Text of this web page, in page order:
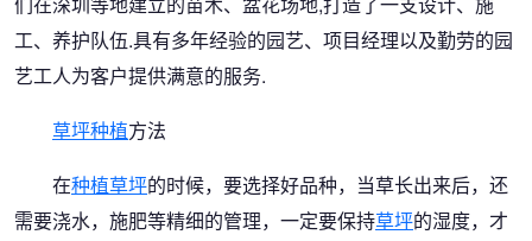
工、养护队伍.具有多年经验的园艺、项目经理以及勤劳的园
艺工人为客户提供满意的服务.
草坪种植方法
在种植草坪的时候，要选择好品种，当草长出来后，还
需要浇水，施肥等精细的管理，一定要保持草坪的湿度，才